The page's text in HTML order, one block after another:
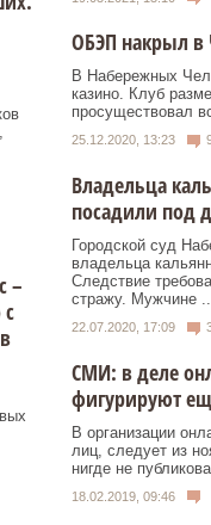
–
ОБЭП накрыл в
В Набережных
казино. Клуб
просуществовал
25.12.2020, 13:23
Владельца
посадили под
Городской суд
владельца
Следствие
стражу. Мужчине
22.07.2020, 17:09
СМИ: в деле
фигурируют
В организации
лиц, следует из
нигде не
18.02.2019, 09:46